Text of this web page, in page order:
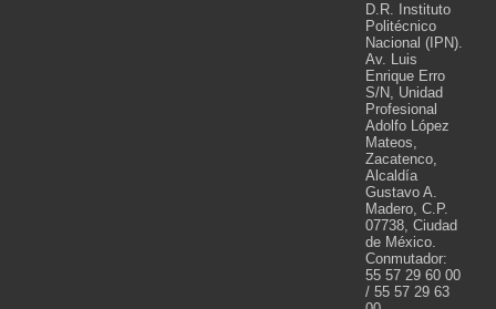
D.R. Instituto
Politécnico
Nacional (IPN).
Av. Luis
Enrique Erro
S/N, Unidad
Profesional
Adolfo López
Mateos,
Zacatenco,
Alcaldía
Gustavo A.
Madero, C.P.
07738, Ciudad
de México.
Conmutador:
55 57 29 60 00
/ 55 57 29 63